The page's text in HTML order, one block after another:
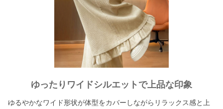
ゆったりワイドシルエットで上品な印象
ゆるやかなワイド形状が体型をカバーしながらリラックス感と上